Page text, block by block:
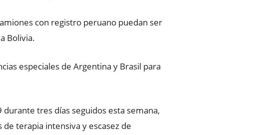
con registro peruano puedan ser
Bolivia.
especiales de Argentina y Brasil para
tres días seguidos esta semana,
terapia intensiva y escasez de